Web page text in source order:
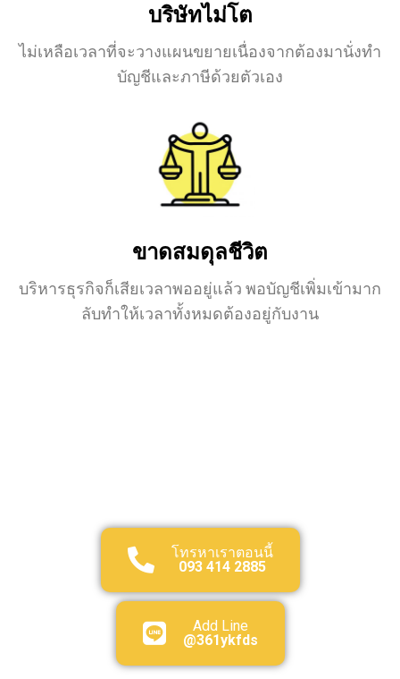
บริษัทไม่โต
ไม่เหลือเวลาที่จะวางแผนขยายเนื่องจากต้องมานั่งทำ
บัญชีและภาษีด้วยตัวเอง
ขาดสมดุลชีวิต
บริหารธุรกิจก็เสียเวลาพออยู่แล้ว พอบัญชีเพิ่มเข้ามาก
ลับทำให้เวลาทั้งหมดต้องอยู่กับงาน
โทรหาเราตอนนี้
093 414 2885
Add Line
@361ykfds